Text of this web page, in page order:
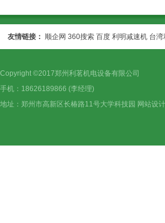
友情链接： 顺企网 360搜索 百度 利明减速机 台湾
Copyright ©2017郑州利茗机电设备有限公司
手机：18626189866 (李经理)
地址：郑州市高新区长椿路11号大学科技园 网站设计